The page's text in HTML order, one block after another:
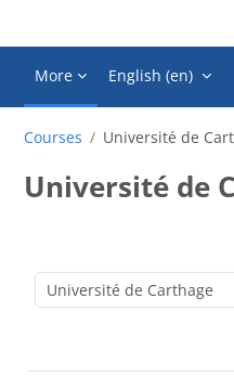
More English ‎(en)‎
Courses Université de
Université de